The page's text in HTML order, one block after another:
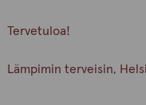
Tervetuloa!
Lämpimin terveisin,